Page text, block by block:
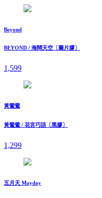
Beyond
BEYOND / 海闊天空〔圖片膠〕
1,599
黃鶯鶯
黃鶯鶯 / 花言巧語〔黑膠〕
1,299
五月天 Mayday